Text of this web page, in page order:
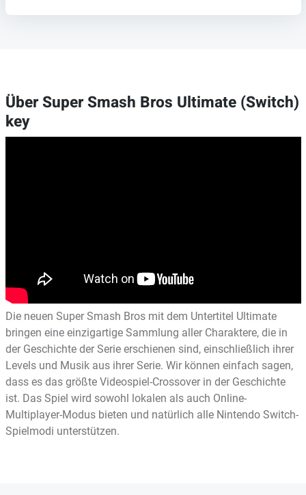
Über Super Smash Bros Ultimate (Switch)
key
Die neuen Super Smash Bros mit dem Untertitel Ultimate
bringen eine einzigartige Sammlung aller Charaktere, die in
der Geschichte der Serie erschienen sind, einschließlich ihrer
Levels und Musik aus ihrer Serie. Wir können einfach sagen,
dass es das größte Videospiel-Crossover in der Geschichte
ist. Das Spiel wird sowohl lokalen als auch Online-
Multiplayer-Modus bieten und natürlich alle Nintendo Switch-
Spielmodi unterstützen.